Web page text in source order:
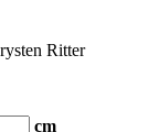
Ritter
cm